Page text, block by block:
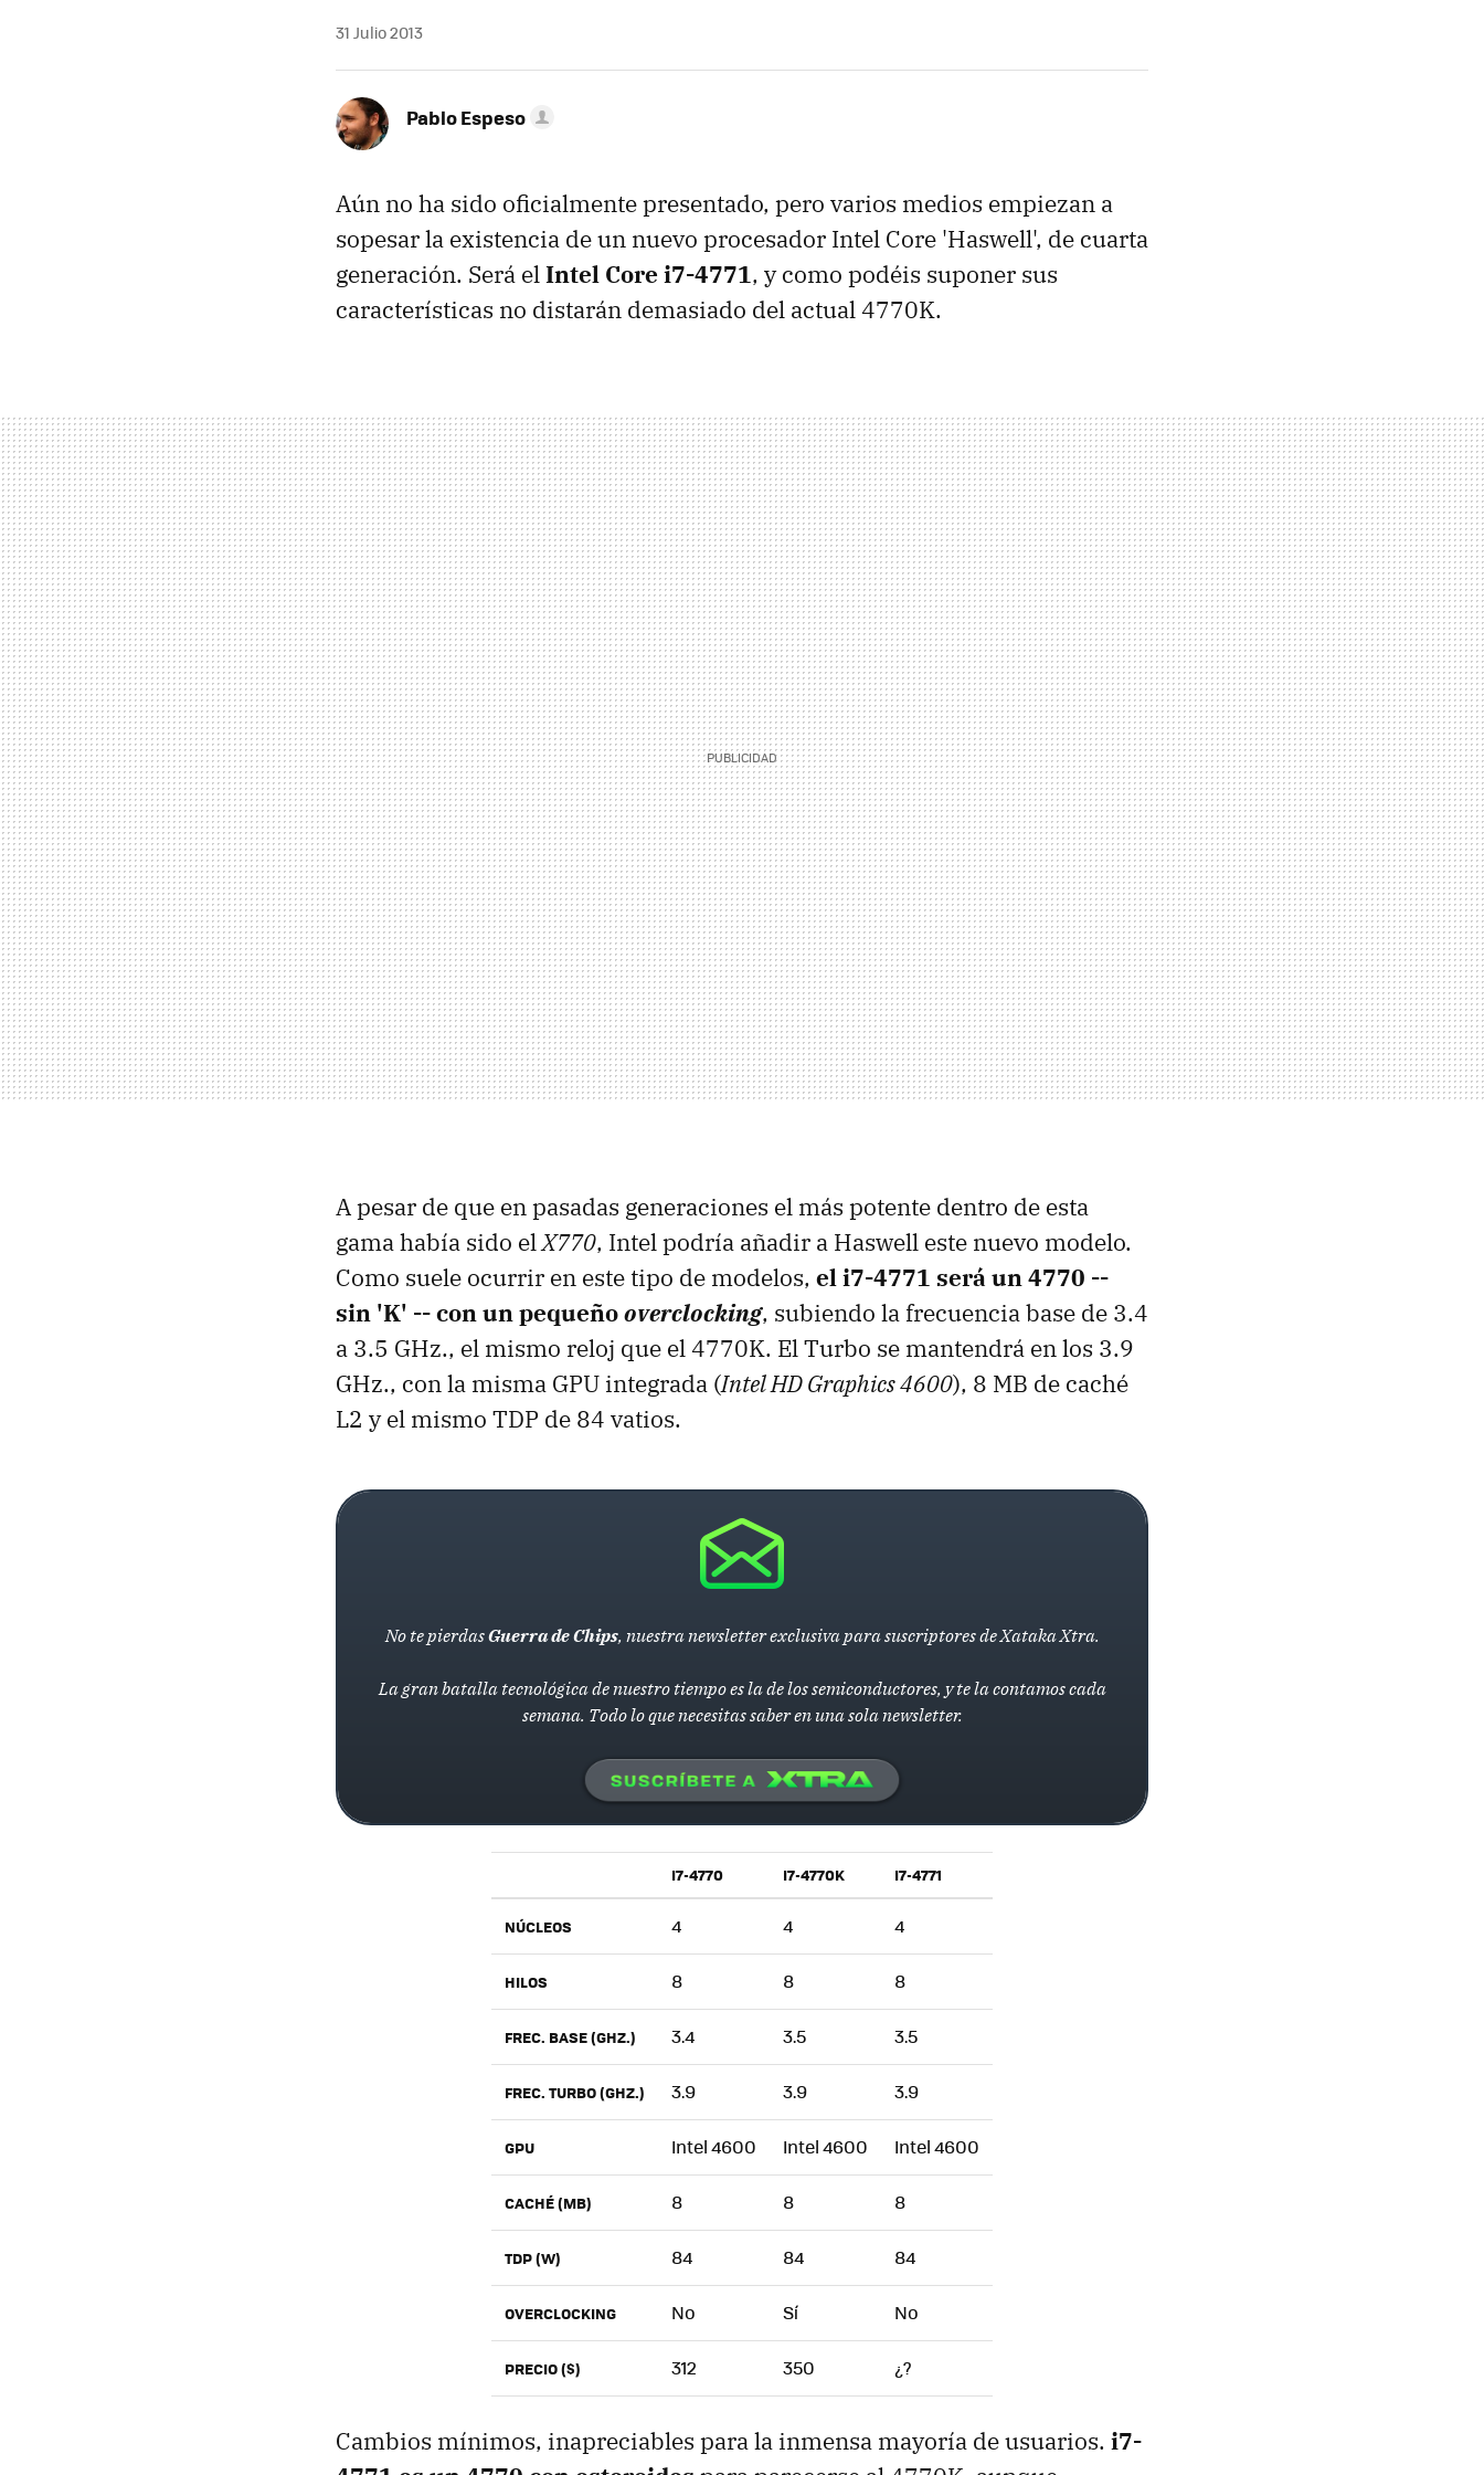
31 Julio 2013
Pablo Espeso
Aún no ha sido oficialmente presentado, pero varios medios empiezan a
sopesar la existencia de un nuevo procesador Intel Core 'Haswell', de cuarta
generación. Será elIntel Core i7-4771, y como podéis suponer sus
características no distarán demasiado del actual 4770K.
A pesar de que en pasadas generaciones el más potente dentro de esta
gama había sido elX770, Intel podría añadir a Haswell este nuevo modelo.
Como suele ocurrir en este tipo de modelos, el i7-4771 será un 4770 --
sin 'K' -- con un pequeñooverclocking, subiendo la frecuencia base de 3.4
a 3.5 GHz., el mismo reloj que el 4770K. El Turbo se mantendrá en los 3.9
GHz., con la misma GPU integrada (Intel HD Graphics 4600), 8 MB de caché
L2 y el mismo TDP de 84 vatios.
No te pierdasGuerra de Chips, nuestra newsletter exclusiva para suscriptores de Xataka Xtra.
La gran batalla tecnológica de nuestro tiempo es la de los semiconductores, y te la contamos cada
semana. Todo lo que necesitas saber en una sola newsletter.
I7-4770 I7-4770K I7-4771
NÚCLEOS 4 4 4
HILOS 8 8 8
FREC. BASE (GHZ.) 3.4 3.5 3.5
FREC. TURBO (GHZ.) 3.9 3.9 3.9
GPU Intel 4600 Intel 4600 Intel 4600
CACHÉ (MB) 8 8 8
TDP (W) 84 84 84
OVERCLOCKING No Sí No
PRECIO ($) 312 350 ¿?
Cambios mínimos, inapreciables para la inmensa mayoría de usuarios. i7-